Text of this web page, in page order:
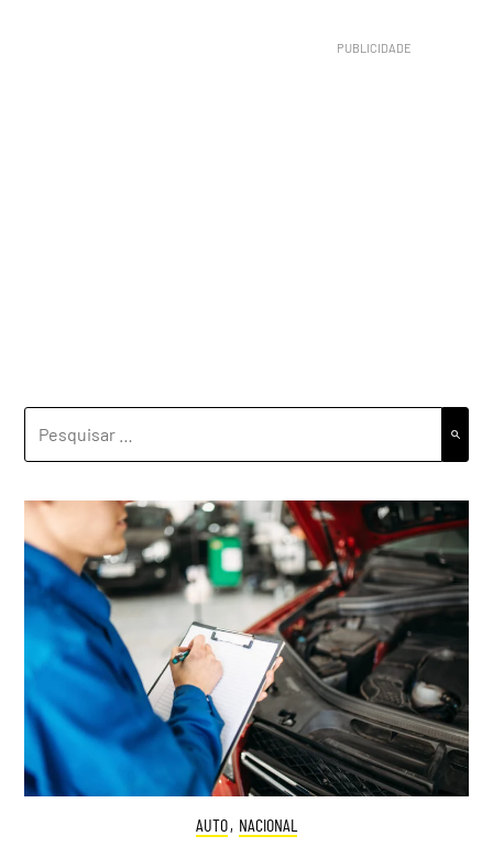
POR:
AUTO, NACIONAL